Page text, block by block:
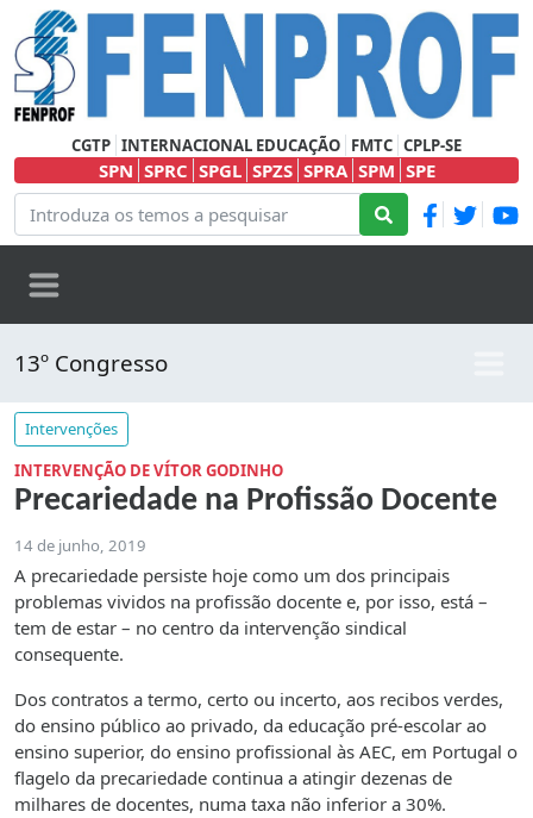
CGTP INTERNACIONAL EDUCAÇÃO FMTC CPLP-SE
SPN SPRC SPGL SPZS SPRA SPM SPE
13º Congresso
Intervenções
INTERVENÇÃO DE VÍTOR GODINHO
Precariedade na Profissão Docente
14 de junho, 2019
A precariedade persiste hoje como um dos principais
problemas vividos na profissão docente e, por isso, está –
tem de estar – no centro da intervenção sindical
consequente.
Dos contratos a termo, certo ou incerto, aos recibos verdes,
do ensino público ao privado, da educação pré-escolar ao
ensino superior, do ensino profissional às AEC, em Portugal o
flagelo da precariedade continua a atingir dezenas de
milhares de docentes, numa taxa não inferior a 30%.